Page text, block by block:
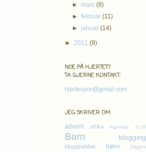
► mars(9)
►februar(11)
► januar(14)
► 2011 (9)
NOE PÅ HJERTET?
TA GJERNE KONTAKT:
hjertespor@gmail.com
JEG SKRIVER OM
advent afrika Agenda 3:16
Barn blogging
bloggtrøbbel bønn Dagen